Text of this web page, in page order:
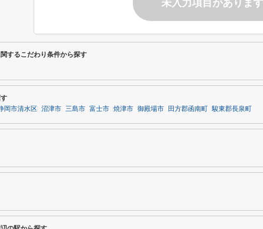
未入力項目があります
するこだわり条件から探す
岡市清水区 沼津市 三島市 富士市 焼津市 御殿場市 田方郡函南町 駿東郡長泉町